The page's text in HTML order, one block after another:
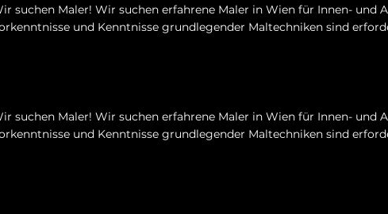
suchen Maler! Wir suchen erfahrene Maler in Wien für Innen- und
und Kenntnisse grundlegender Maltechniken sind
suchen Maler! Wir suchen erfahrene Maler in Wien für Innen- und
und Kenntnisse grundlegender Maltechniken sind